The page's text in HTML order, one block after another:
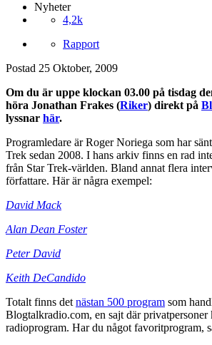
Nyheter
4,2k
Rapport
Postad 25 Oktober, 2009
Om du är uppe klockan 03.00 på tisdag
höra Jonathan Frakes (Riker) direkt på
lyssnar här.
Programledare är Roger Noriega som har
Trek sedan 2008. I hans arkiv finns en rad
från Star Trek-världen. Bland annat flera
författare. Här är några exempel:
David Mack
Alan Dean Foster
Peter David
Keith DeCandido
Totalt finns det nästan 500 program som
Blogtalkradio.com, en sajt där privatpersoner
radioprogram. Har du något favoritprogram,